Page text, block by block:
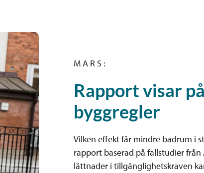
M A R S :
Rapport visar
byggregler
Vilken effekt får mindre badrum i
rapport baserad på fallstudier från
lättnader i tillgänglighetskraven